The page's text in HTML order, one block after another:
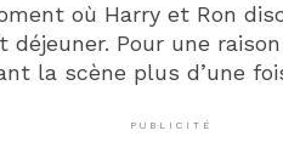
où Harry et Ron
Pour une
la scène plus d’une
PUBLICITÉ